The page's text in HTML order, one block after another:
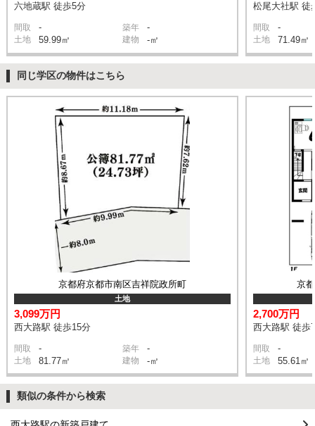
六地蔵駅 徒歩5分
間取 - 築年 -
土地 59.99㎡ 建物 -㎡
松尾大社駅 徒
間取 -
土地 71.49㎡
同じ学区の物件はこちら
京都府京都市南区吉祥院政所町
土地
3,099万円
西大路駅 徒歩15分
間取 - 築年 -
土地 81.77㎡ 建物 -㎡
京
2,700万円
西大路駅 徒歩
間取 -
土地 55.61㎡
類似の条件から検索